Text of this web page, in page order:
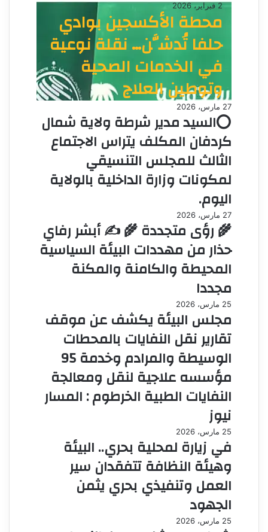
2 فبراير، 2026
محطة الأكسجين بوادي
حلفا تُدشَّن… نقلة نوعية
في الخدمات الصحية
وتوطين العلاج
27 مارس، 2026
⭕السيد مدير شرطة ولاية شمال
كردفان المكلف يتراس الاجتماع
الثالث للمجلس التنسيقي
لمكونات وزارة الداخلية بالولاية
اليوم.
27 مارس، 2026
🌾 رؤى متجددة 🌾 ✍️ أبشر رفاي
حذار من مهددات البيئة السياسية
المحيطة والكامنة والمكنة
مجددا
25 مارس، 2026
مجلس البيئة يكشف عن موقف
تقارير نقل النفايات بالمحطات
الوسيطة والمرادم وخدمة 95
مؤسسه علاجية لنقل ومعالجة
النفايات الطبية الخرطوم : المسار
نيوز
25 مارس، 2026
في زيارة لمحلية بحري.. البيئة
وهيئة النظافة تتفقدان سير
العمل وتنفيذي بحري يثمن
الجهود
25 مارس، 2026